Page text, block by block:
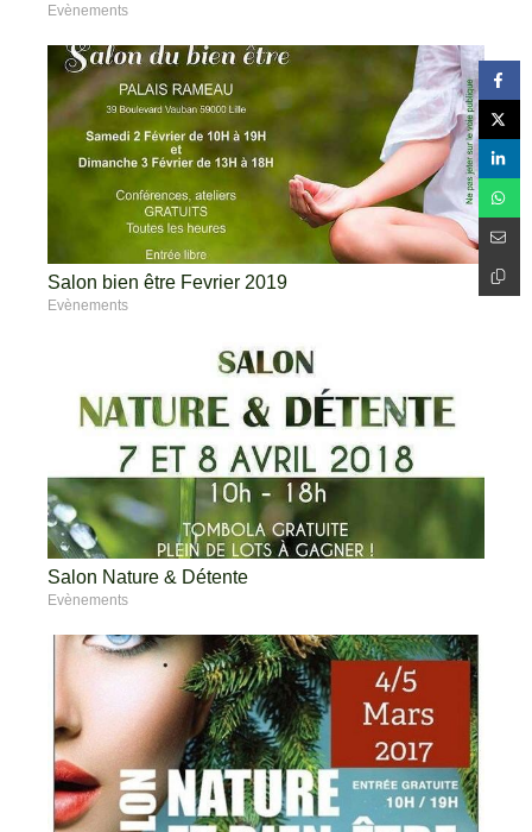
Evènements
Salon bien être Fevrier 2019
Evènements
Salon Nature & Détente
Evènements